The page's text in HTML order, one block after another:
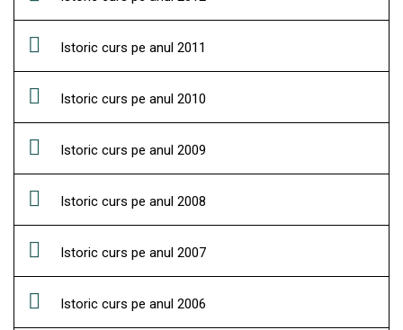
Istoric curs pe anul 2011
Istoric curs pe anul 2010
Istoric curs pe anul 2009
Istoric curs pe anul 2008
Istoric curs pe anul 2007
Istoric curs pe anul 2006